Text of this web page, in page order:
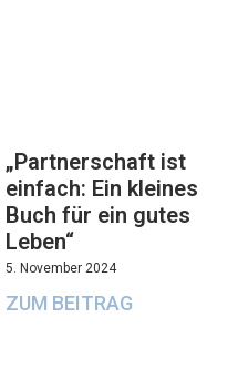
„Partnerschaft ist
einfach: Ein kleines
Buch für ein gutes
Leben“
5. November 2024
ZUM BEITRAG